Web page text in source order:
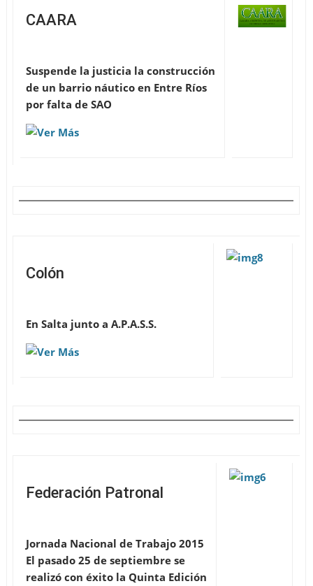
CAARA
Suspende la justicia la construcción
de un barrio náutico en Entre Ríos
por falta de SAO
Colón
En Salta junto a A.P.A.S.S.
Federación Patronal
Jornada Nacional de Trabajo 2015
El pasado 25 de septiembre se
realizó con éxito la Quinta Edición